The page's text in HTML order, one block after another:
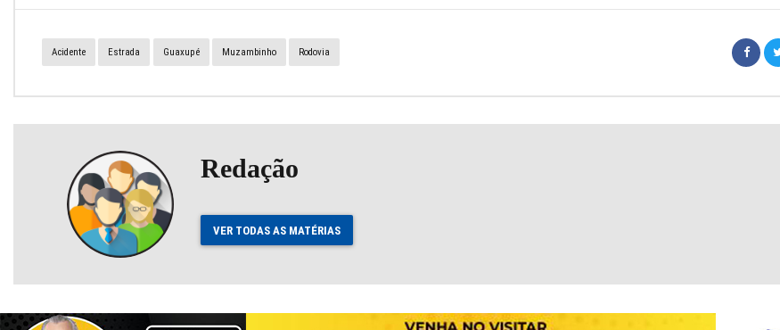
Acidente Estrada Guaxupé Muzambinho Rodovia
Redação
VER TODAS AS MATÉRIAS